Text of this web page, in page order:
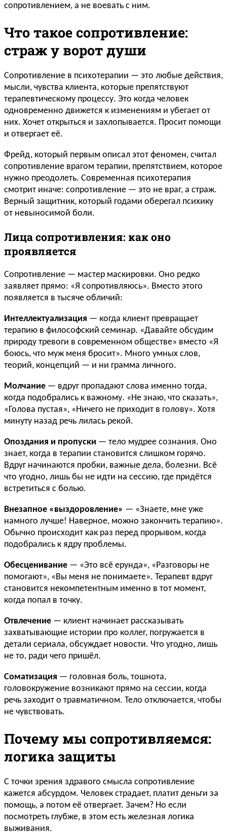
сопротивлением, а не воевать с ним.
Что такое сопротивление:
страж у ворот души
Сопротивление в психотерапии — это любые действия,
мысли, чувства клиента, которые препятствуют
терапевтическому процессу. Это когда человек
одновременно движется к изменениям и убегает от
них. Хочет открыться и захлопывается. Просит помощи
и отвергает её.
Фрейд, который первым описал этот феномен, считал
сопротивление врагом терапии, препятствием, которое
нужно преодолеть. Современная психотерапия
смотрит иначе: сопротивление — это не враг, а страж.
Верный защитник, который годами оберегал психику
от невыносимой боли.
Лица сопротивления: как оно
проявляется
Сопротивление — мастер маскировки. Оно редко
заявляет прямо: «Я сопротивляюсь». Вместо этого
появляется в тысяче обличий:
Интеллектуализация — когда клиент превращает
терапию в философский семинар. «Давайте обсудим
природу тревоги в современном обществе» вместо «Я
боюсь, что муж меня бросит». Много умных слов,
теорий, концепций — и ни грамма личного.
Молчание — вдруг пропадают слова именно тогда,
когда подобрались к важному. «Не знаю, что сказать»,
«Голова пустая», «Ничего не приходит в голову». Хотя
минуту назад речь лилась рекой.
Опоздания и пропуски — тело мудрее сознания. Оно
знает, когда в терапии становится слишком горячо.
Вдруг начинаются пробки, важные дела, болезни. Всё
что угодно, лишь бы не идти на сессию, где придётся
встретиться с болью.
Внезапное «выздоровление» — «Знаете, мне уже
намного лучше! Наверное, можно закончить терапию».
Обычно происходит как раз перед прорывом, когда
подобрались к ядру проблемы.
Обесценивание — «Это всё ерунда», «Разговоры не
помогают», «Вы меня не понимаете». Терапевт вдруг
становится некомпетентным именно в тот момент,
когда попал в точку.
Отвлечение — клиент начинает рассказывать
захватывающие истории про коллег, погружается в
детали сериала, обсуждает новости. Что угодно, лишь
не то, ради чего пришёл.
Соматизация — головная боль, тошнота,
головокружение возникают прямо на сессии, когда
речь заходит о травматичном. Тело отключается, чтобы
не чувствовать.
Почему мы сопротивляемся:
логика защиты
С точки зрения здравого смысла сопротивление
кажется абсурдом. Человек страдает, платит деньги за
помощь, а потом её отвергает. Зачем? Но если
посмотреть глубже, в этом есть железная логика
выживания.